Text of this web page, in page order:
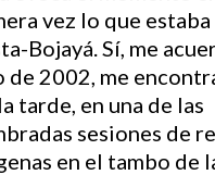
vez lo que estaba
Bojayá. Sí, me
de 2002, me
tarde, en una de las
sesiones de
en el tambo de